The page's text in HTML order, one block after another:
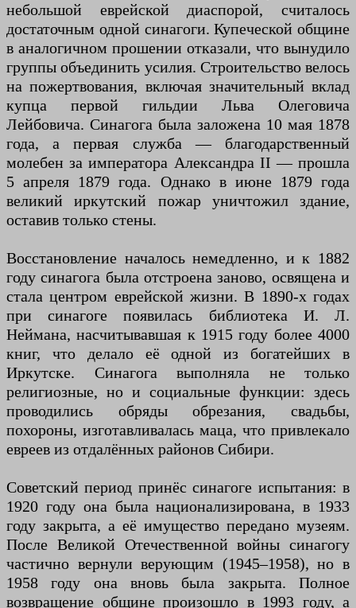
небольшой еврейской диаспорой, считалось
достаточным одной синагоги. Купеческой общине
в аналогичном прошении отказали, что вынудило
группы объединить усилия. Строительство велось
на пожертвования, включая значительный вклад
купца первой гильдии Льва Олеговича
Лейбовича. Синагога была заложена 10 мая 1878
года, а первая служба — благодарственный
молебен за императора Александра II — прошла
5 апреля 1879 года. Однако в июне 1879 года
великий иркутский пожар уничтожил здание,
оставив только стены.
Восстановление началось немедленно, и к 1882
году синагога была отстроена заново, освящена и
стала центром еврейской жизни. В 1890-х годах
при синагоге появилась библиотека И. Л.
Неймана, насчитывавшая к 1915 году более 4000
книг, что делало её одной из богатейших в
Иркутске. Синагога выполняла не только
религиозные, но и социальные функции: здесь
проводились обряды обрезания, свадьбы,
похороны, изготавливалась маца, что привлекало
евреев из отдалённых районов Сибири.
Советский период принёс синагоге испытания: в
1920 году она была национализирована, в 1933
году закрыта, а её имущество передано музеям.
После Великой Отечественной войны синагогу
частично вернули верующим (1945–1958), но в
1958 году она вновь была закрыта. Полное
возвращение общине произошло в 1993 году, а